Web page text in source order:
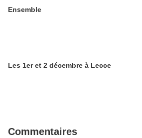
Ensemble
Les 1er et 2 décembre à Lecce
Commentaires